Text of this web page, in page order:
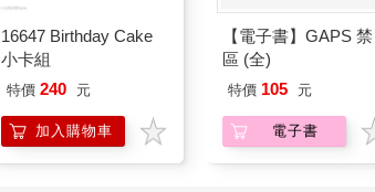
16647 Birthday Cake
小卡組
特價 240 元
加入購物車
【電子書】GAPS 禁
區 (全)
特價 105 元
電子書